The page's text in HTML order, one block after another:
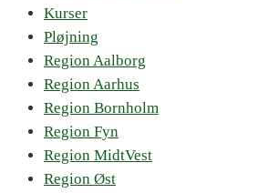
Kurser
Pløjning
Region Aalborg
Region Aarhus
Region Bornholm
Region Fyn
Region MidtVest
Region Øst